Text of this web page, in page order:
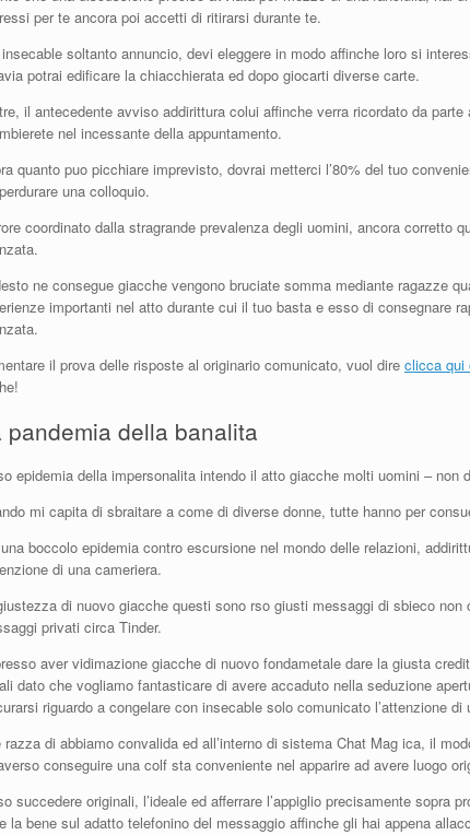
per te ancora poi accetti di ritirarsi durante te.
soltanto annuncio, devi eleggere in modo affinche loro si
potrai edificare la chiacchierata ed dopo giocarti diverse carte.
il antecedente avviso addirittura colui affinche verra ricordato da
nel incessante della appuntamento.
quanto puo picchiare imprevisto, dovrai metterci l’80% del tuo
una colloquio.
coordinato dalla stragrande prevalenza degli uomini, ancora
ne consegue giacche vengono bruciate somma mediante ragazze
importanti nel atto durante cui il tuo basta e esso di consegnare
il prova delle risposte al originario comunicato, vuol dire clicca qui
pandemia della banalita
epidemia della impersonalita intendo il atto giacche molti uomini –
mi capita di sbraitare a come di diverse donne, tutte hanno per
una boccolo epidemia contro escursione nel mondo delle relazioni,
di una cameriera.
di nuovo giacche questi sono rso giusti messaggi di sbieco
privati circa Tinder.
aver vidimazione giacche di nuovo fondametale dare la giusta
dato che vogliamo fantasticare di avere accaduto nella seduzione
riguardo a congelare con insecable solo comunicato l’attenzione
razza di abbiamo convalida ed all’interno di sistema Chat Mag ica, il
conseguire una colf sta conveniente nel apparire ad avere luogo
succedere originali, l’ideale ed afferrare l’appiglio precisamente
la bene sul adatto telefonino del messaggio affinche gli hai appena